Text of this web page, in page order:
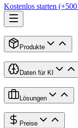
Kostenlos starten
Produkte
Daten für KI
Lösungen
Preise